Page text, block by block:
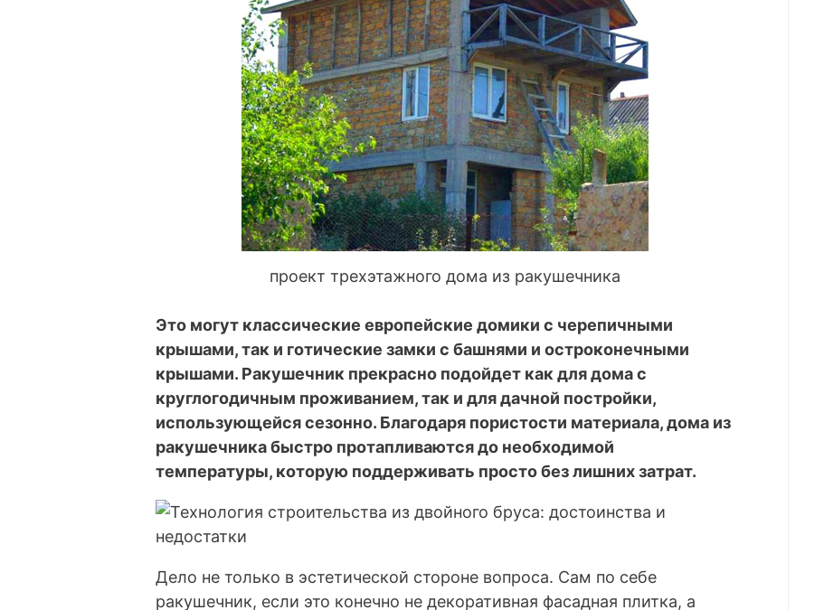
проект трехэтажного дома из ракушечника
Это могут классические европейские домики с черепичными
крышами, так и готические замки с башнями и остроконечными
крышами. Ракушечник прекрасно подойдет как для дома с
круглогодичным проживанием, так и для дачной постройки,
использующейся сезонно. Благодаря пористости материала, дома из
ракушечника быстро протапливаются до необходимой
температуры, которую поддерживать просто без лишних затрат.
Дело не только в эстетической стороне вопроса. Сам по себе
ракушечник, если это конечно не декоративная фасадная плитка, а